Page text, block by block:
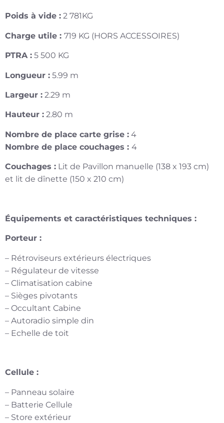
Poids à vide : 2 781KG
Charge utile : 719 KG (HORS ACCESSOIRES)
PTRA : 5 500 KG
Longueur : 5.99 m
Largeur : 2.29 m
Hauteur : 2.80 m
Nombre de place carte grise : 4
Nombre de place couchages : 4
Couchages : Lit de Pavillon manuelle (138 x 193 cm)
et lit de dînette (150 x 210 cm)
Équipements et caractéristiques techniques :
Porteur :
– Rétroviseurs extérieurs électriques
– Régulateur de vitesse
– Climatisation cabine
– Sièges pivotants
– Occultant Cabine
– Autoradio simple din
– Echelle de toit
Cellule :
– Panneau solaire
– Batterie Cellule
– Store extérieur